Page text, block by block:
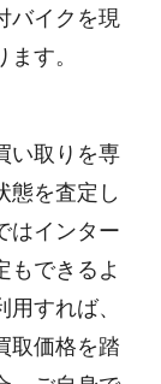
バイクを現
す。
い取りを専
態を査定し
はインター
もできるよ
すれば、
取価格を踏